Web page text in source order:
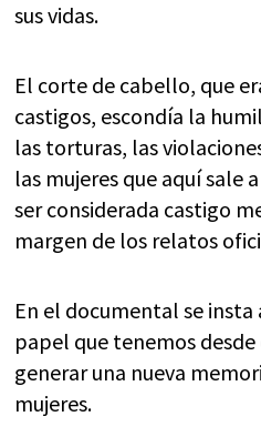
sus vidas.
El corte de cabello, que
castigos, escondía la
las torturas, las
las mujeres que aquí sale
ser considerada castigo
margen de los relatos
En el documental se
papel que tenemos
generar una nueva
mujeres.